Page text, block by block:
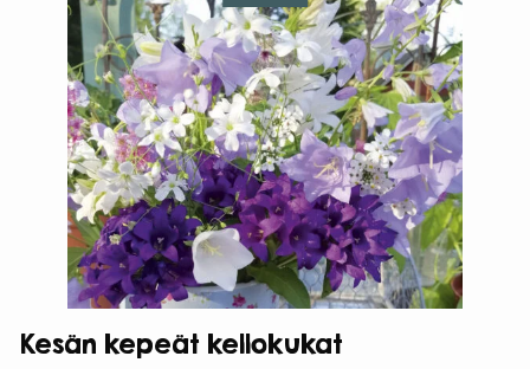
Kesän kepeät kellokukat